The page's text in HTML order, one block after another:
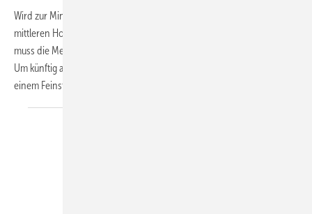
Wird zur Minderung der Feinstaubemissionen an kleinen oder
mittleren Holzfeuerungsanlagen ein Partikelabscheider eingesetzt,
muss die Messung laut der 1. BImSchV hinter der Filteranlage erfolgen.
Um künftig auch handwerklich gesetzte Grund- und Kachelöfen mit
einem Feinstaubfilter ausstatten